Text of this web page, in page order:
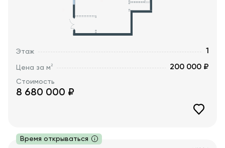
Этаж 1
Цена за м2 200 000 ₽
Стоимость
8 680 000 ₽
Время открываться